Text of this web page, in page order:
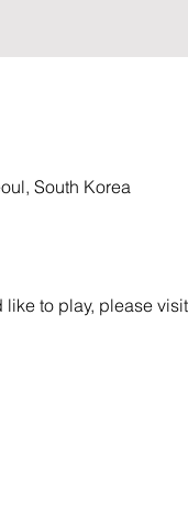
South Korea
to play, please